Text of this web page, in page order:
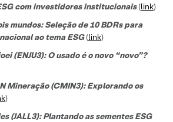
com investidores institucionais(link)
mundos: Seleção de 10 BDRs para
ao tema ESG(link)
(ENJU3): O usado é o novo “novo”?
Mineração (CMIN3): Explorando os
)
(JALL3): Plantando as sementes ESG